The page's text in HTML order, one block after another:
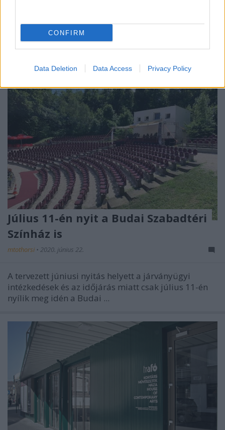
CONFIRM
Data Deletion Data Access Privacy Policy
Csankó Zoltánra (Győri Nemzeti Színház), Földes
Tamásra (Budapesti Operettszínház) és ...
Július 11-én nyit a Budai Szabadtéri
Színház is
mtothorsi • 2020. június 22.
A tervezett júniusi nyitás helyett a járványügyi
intézkedések és az időjárás miatt csak július 11-én
nyílik meg idén a Budai ...